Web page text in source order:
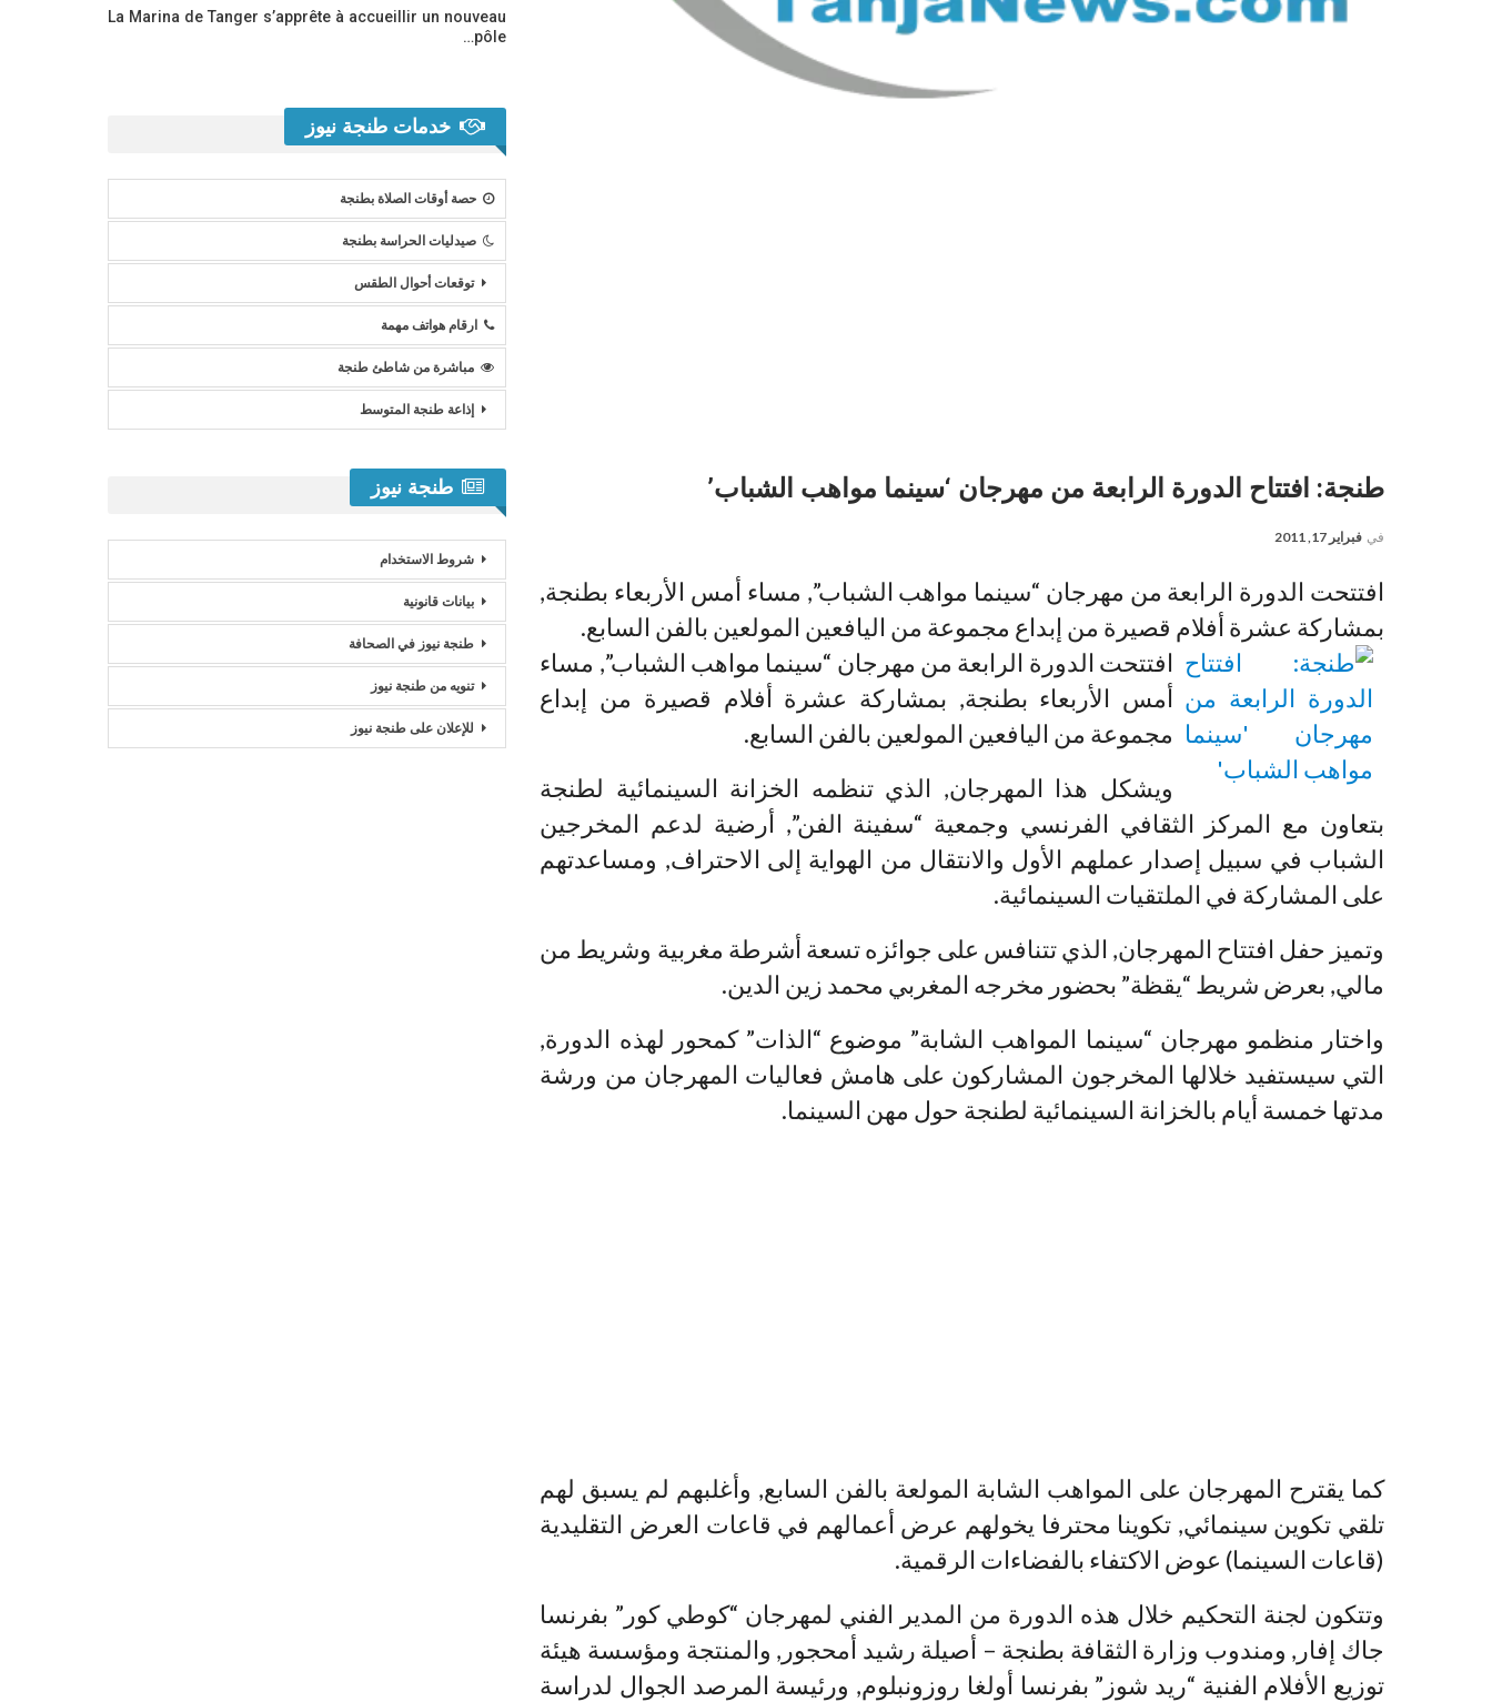
طنجة: افتتاح الدورة الرابعة من مهرجان ‘سينما مواهب الشباب’
في فبراير 17, 2011
افتتحت الدورة الرابعة من مهرجان “سينما مواهب الشباب”, مساء أمس الأربعاء بطنجة,
بمشاركة عشرة أفلام قصيرة من إبداع مجموعة من اليافعين المولعين بالفن السابع.
افتتحت الدورة الرابعة من مهرجان “سينما مواهب الشباب”, مساء
أمس الأربعاء بطنجة, بمشاركة عشرة أفلام قصيرة من إبداع
مجموعة من اليافعين المولعين بالفن السابع.
ويشكل هذا المهرجان, الذي تنظمه الخزانة السينمائية لطنجة
بتعاون مع المركز الثقافي الفرنسي وجمعية “سفينة الفن”, أرضية لدعم المخرجين
الشباب في سبيل إصدار عملهم الأول والانتقال من الهواية إلى الاحتراف, ومساعدتهم
على المشاركة في الملتقيات السينمائية.
وتميز حفل افتتاح المهرجان, الذي تتنافس على جوائزه تسعة أشرطة مغربية وشريط من
مالي, بعرض شريط “يقظة” بحضور مخرجه المغربي محمد زين الدين.
واختار منظمو مهرجان “سينما المواهب الشابة” موضوع “الذات” كمحور لهذه الدورة,
التي سيستفيد خلالها المخرجون المشاركون على هامش فعاليات المهرجان من ورشة
مدتها خمسة أيام بالخزانة السينمائية لطنجة حول مهن السينما.
كما يقترح المهرجان على المواهب الشابة المولعة بالفن السابع, وأغلبهم لم يسبق لهم
تلقي تكوين سينمائي, تكوينا محترفا يخولهم عرض أعمالهم في قاعات العرض التقليدية
(قاعات السينما) عوض الاكتفاء بالفضاءات الرقمية.
وتتكون لجنة التحكيم خلال هذه الدورة من المدير الفني لمهرجان “كوطي كور” بفرنسا
جاك إفار, ومندوب وزارة الثقافة بطنجة – أصيلة رشيد أمحجور, والمنتجة ومؤسسة هيئة
توزيع الأفلام الفنية “ريد شوز” بفرنسا أولغا روزونبلوم, ورئيسة المرصد الجوال لدراسة
La Marina de Tanger s’apprête à accueillir un nouveau
pôle…
خدمات طنجة نيوز
حصة أوقات الصلاة بطنجة
صيدليات الحراسة بطنجة
توقعات أحوال الطقس
ارقام هواتف مهمة
مباشرة من شاطئ طنجة
إذاعة طنجة المتوسط
طنجة نيوز
شروط الاستخدام
بيانات قانونية
طنجة نيوز في الصحافة
تنويه من طنجة نيوز
للإعلان على طنجة نيوز